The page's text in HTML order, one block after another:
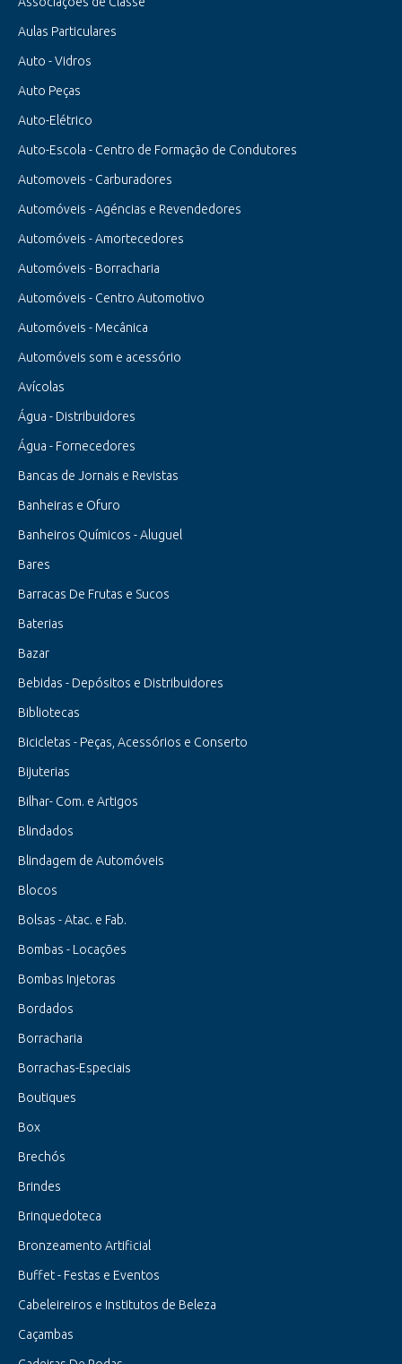
Aulas Particulares
Auto - Vidros
Auto Peças
Auto-Elétrico
Auto-Escola - Centro de Formação de Condutores
Automoveis - Carburadores
Automóveis - Agéncias e Revendedores
Automóveis - Amortecedores
Automóveis - Borracharia
Automóveis - Centro Automotivo
Automóveis - Mecânica
Automóveis som e acessório
Avícolas
Água - Distribuidores
Água - Fornecedores
Bancas de Jornais e Revistas
Banheiras e Ofuro
Banheiros Químicos - Aluguel
Bares
Barracas De Frutas e Sucos
Baterias
Bazar
Bebidas - Depósitos e Distribuidores
Bibliotecas
Bicicletas - Peças, Acessórios e Conserto
Bijuterias
Bilhar- Com. e Artigos
Blindados
Blindagem de Automóveis
Blocos
Bolsas - Atac. e Fab.
Bombas - Locações
Bombas Injetoras
Bordados
Borracharia
Borrachas-Especiais
Boutiques
Box
Brechós
Brindes
Brinquedoteca
Bronzeamento Artificial
Buffet - Festas e Eventos
Cabeleireiros e Institutos de Beleza
Caçambas